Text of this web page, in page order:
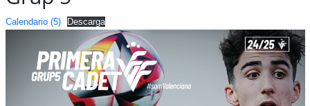
Calendario (5) Descarga